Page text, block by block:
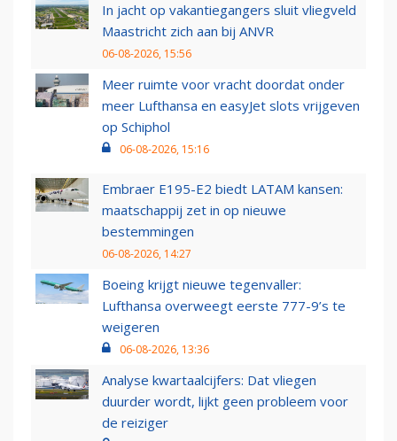
In jacht op vakantiegangers sluit vliegveld
Maastricht zich aan bij ANVR
06-08-2026, 15:56
Meer ruimte voor vracht doordat onder
meer Lufthansa en easyJet slots vrijgeven
op Schiphol
06-08-2026, 15:16
Embraer E195-E2 biedt LATAM kansen:
maatschappij zet in op nieuwe
bestemmingen
06-08-2026, 14:27
Boeing krijgt nieuwe tegenvaller:
Lufthansa overweegt eerste 777-9’s te
weigeren
06-08-2026, 13:36
Analyse kwartaalcijfers: Dat vliegen
duurder wordt, lijkt geen probleem voor
de reiziger